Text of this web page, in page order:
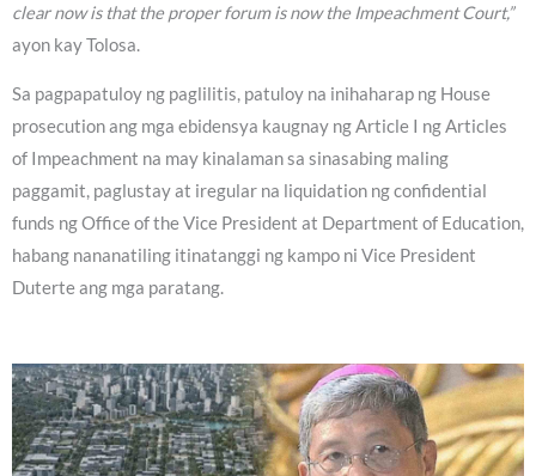
clear now is that the proper forum is now the Impeachment Court,”
ayon kay Tolosa.
Sa pagpapatuloy ng paglilitis, patuloy na inihaharap ng House
prosecution ang mga ebidensya kaugnay ng Article I ng Articles
of Impeachment na may kinalaman sa sinasabing maling
paggamit, paglustay at iregular na liquidation ng confidential
funds ng Office of the Vice President at Department of Education,
habang nananatiling itinatanggi ng kampo ni Vice President
Duterte ang mga paratang.